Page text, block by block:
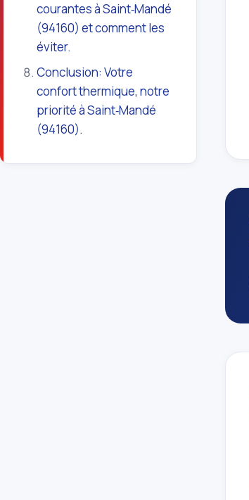
courantes à Saint‑Mandé
(94160) et comment les
éviter.
Conclusion: Votre
confort thermique, notre
priorité à Saint‑Mandé
(94160).